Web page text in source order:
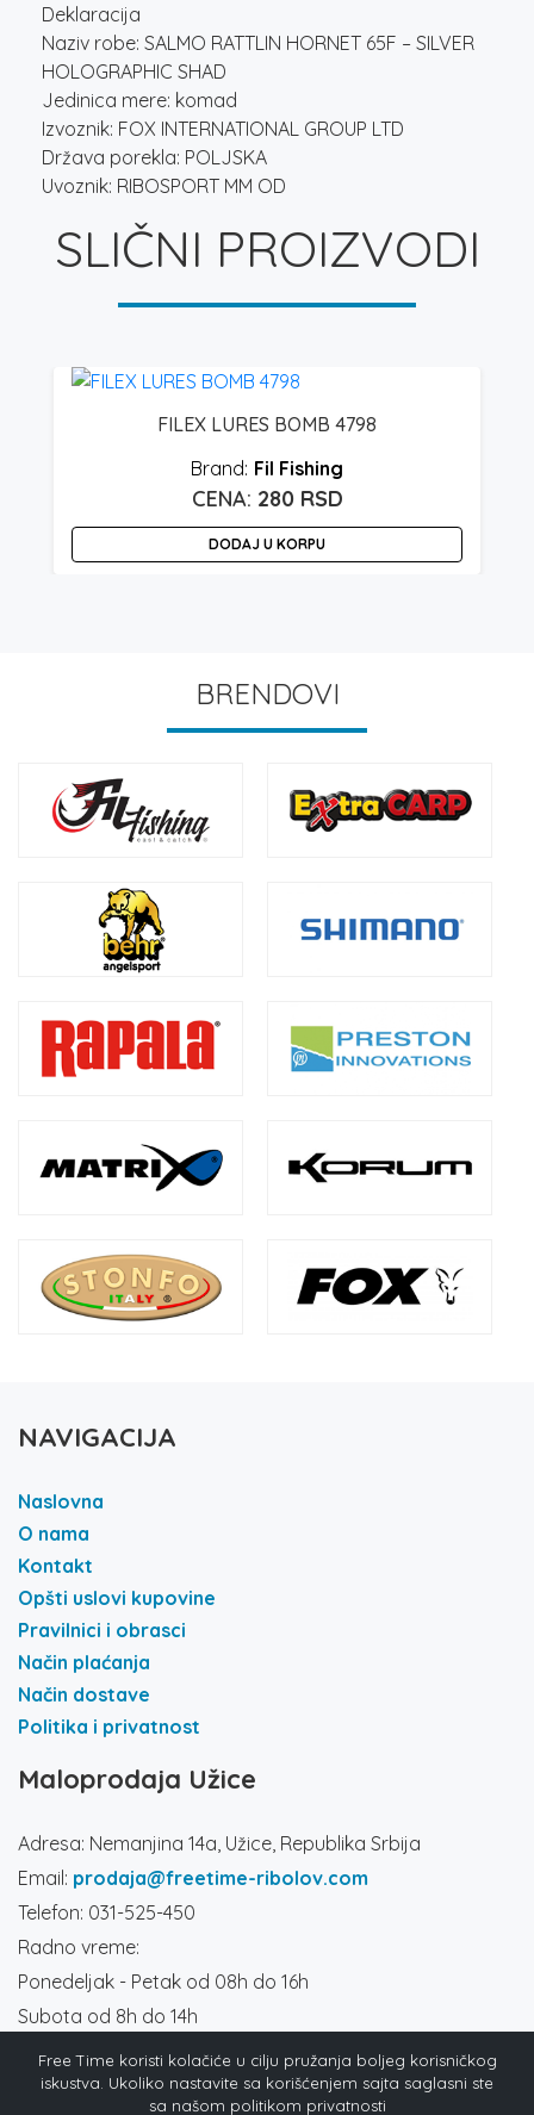
Deklaracija
Naziv robe: SALMO RATTLIN HORNET 65F – SILVER
HOLOGRAPHIC SHAD
Jedinica mere: komad
Izvoznik: FOX INTERNATIONAL GROUP LTD
Država porekla: POLJSKA
Uvoznik: RIBOSPORT MM OD
SLIČNI PROIZVODI
FILEX LURES BOMB 4798
Fil Fishing
280 RSD
DODAJ U KORPU
BRENDOVI
NAVIGACIJA
Naslovna
O nama
Kontakt
Opšti uslovi kupovine
Pravilnici i obrasci
Način plaćanja
Način dostave
Politika i privatnost
Maloprodaja Užice
Adresa: Nemanjina 14a, Užice, Republika Srbija
Email: prodaja@freetime-ribolov.com
Telefon: 031-525-450
Radno vreme:
Ponedeljak - Petak od 08h do 16h
Subota od 8h do 14h
Društvene mreže
Free Time koristi kolačiće u cilju pružanja boljeg korisničkog
iskustva. Ukoliko nastavite sa korišćenjem sajta saglasni ste
sa našom politikom privatnosti